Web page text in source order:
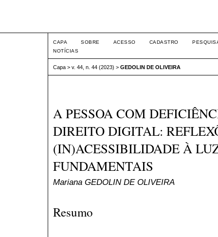
CAPA SOBRE ACESSO CADASTRO
NOTÍCIAS
Capa > v. 44, n. 44 (2023) > GEDOLIN DE OLIVEIRA
A PESSOA COM
DIREITO DIGITAL:
(IN)ACESSIBILIDADE À
FUNDAMENTAIS
Mariana GEDOLIN DE OLIVEIRA
Resumo